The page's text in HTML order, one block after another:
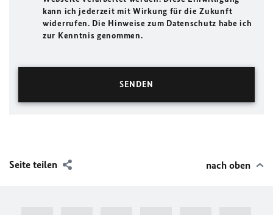
kann ich jederzeit mit Wirkung für die Zukunft
widerrufen. Die Hinweise zum Datenschutz habe ich
zur Kenntnis genommen.
Seite teilen nach oben